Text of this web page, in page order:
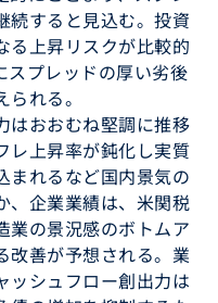
続すると見込む。投資
る上昇リスクが比較的
スプレッドの厚い劣後
れる。
はおおむね堅調に推移
レ上昇率が鈍化し実質
まれるなど国内景気の
、企業業績は、米関税
業の景況感のボトムア
改善が予想される。業
ッシュフロー創出力は